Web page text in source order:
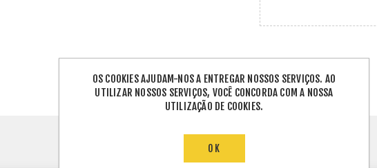
ETIQUETAS DE PRODUTO
OS COOKIES AJUDAM-NOS A ENTREGAR NOSSOS SERVIÇOS. AO
UTILIZAR NOSSOS SERVIÇOS, VOCÊ CONCORDA COM A NOSSA
UTILIZAÇÃO DE COOKIES.
OK